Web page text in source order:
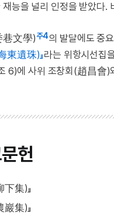
재능을 널리 인정을 받았다
巷文學)주4의 발달에도 중
東遺珠)』라는 위항시선집
6)에 사위 조창회(趙昌會)
헌
下集)』
巖集)』